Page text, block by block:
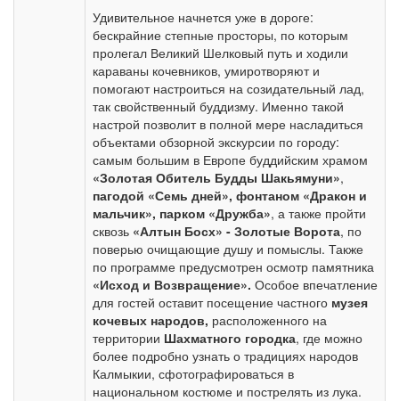
Удивительное начнется уже в дороге:
бескрайние степные просторы, по которым
пролегал Великий Шелковый путь и ходили
караваны кочевников, умиротворяют и
помогают настроиться на созидательный лад,
так свойственный буддизму. Именно такой
настрой позволит в полной мере насладиться
объектами обзорной экскурсии по городу:
самым большим в Европе буддийским храмом
«Золотая Обитель Будды Шакьямуни»,
пагодой «Семь дней», фонтаном «Дракон и
мальчик», парком «Дружба», а также пройти
сквозь «Алтын Босх» - Золотые Ворота, по
поверью очищающие душу и помыслы. Также
по программе предусмотрен осмотр памятника
«Исход и Возвращение». Особое впечатление
для гостей оставит посещение частного музея
кочевых народов, расположенного на
территории Шахматного городка, где можно
более подробно узнать о традициях народов
Калмыкии, сфотографироваться в
национальном костюме и пострелять из лука.